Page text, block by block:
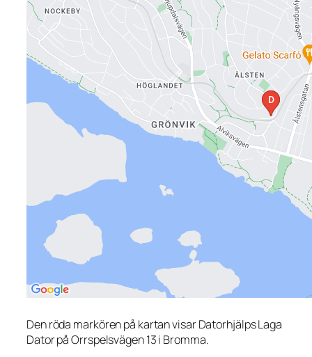
Den röda markören på kartan visar Datorhjälps Laga
Dator på Orrspelsvägen 13 i Bromma.